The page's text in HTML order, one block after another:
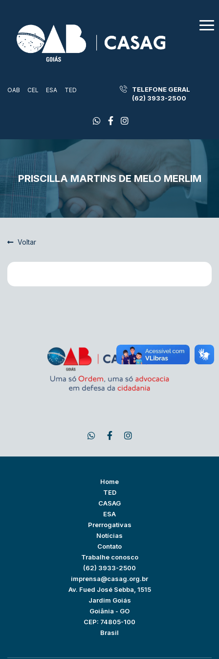
OAB CEL ESA TED
TELEFONE GERAL
(62) 3933-2500
PRISCILLA MARTINS DE MELO MERLIM
Voltar
Home
TED
CASAG
ESA
Prerrogativas
Notícias
Contato
Trabalhe conosco
(62) 3933-2500
imprensa@casag.org.br
Av. Fued José Sebba, 1515
Jardim Goiás
Goiânia - GO
CEP: 74805-100
Brasil